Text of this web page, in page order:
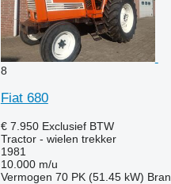
8
Fiat 680
€ 7.950 Exclusief BTW
Tractor - wielen trekker
1981
10.000 m/u
Vermogen 70 PK (51.45 kW)